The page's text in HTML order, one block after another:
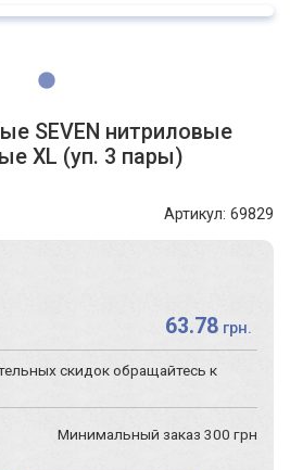
SEVEN нитриловые
XL (уп. 3 пары)
Артикул: 69829
63.78 грн.
скидок обращайтесь к
Минимальный заказ 300 грн